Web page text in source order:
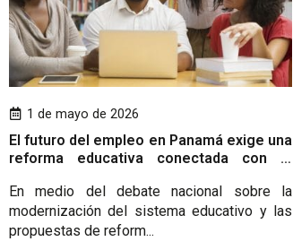
1 de mayo de 2026
El futuro del empleo en Panamá exige una
reforma educativa conectada con la
En medio del debate nacional sobre la
modernización del sistema educativo y las
propuestas de reform...